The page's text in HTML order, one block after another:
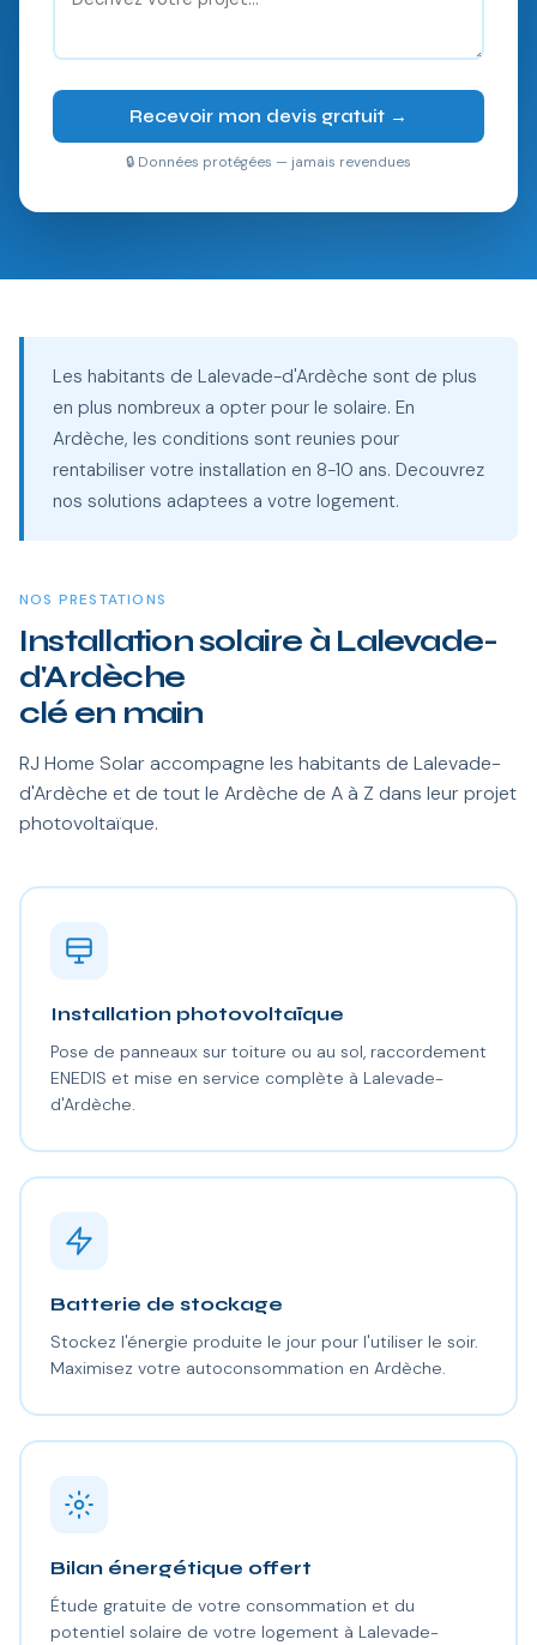
Recevoir mon devis gratuit →
🔒 Données protégées — jamais revendues
Les habitants de Lalevade-d'Ardèche sont de plus
en plus nombreux a opter pour le solaire. En
Ardèche, les conditions sont reunies pour
rentabiliser votre installation en 8-10 ans. Decouvrez
nos solutions adaptees a votre logement.
NOS PRESTATIONS
Installation solaire à Lalevade-
d'Ardèche
clé en main
RJ Home Solar accompagne les habitants de Lalevade-
d'Ardèche et de tout le Ardèche de A à Z dans leur projet
photovoltaïque.
Installation photovoltaïque
Pose de panneaux sur toiture ou au sol, raccordement
ENEDIS et mise en service complète à Lalevade-
d'Ardèche.
Batterie de stockage
Stockez l'énergie produite le jour pour l'utiliser le soir.
Maximisez votre autoconsommation en Ardèche.
Bilan énergétique offert
Étude gratuite de votre consommation et du
potentiel solaire de votre logement à Lalevade-